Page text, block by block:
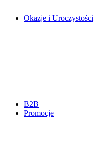
Okazje i Uroczystości
B2B
Promocje